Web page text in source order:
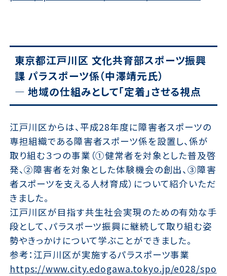
東京都江戸川区 文化共育部スポーツ振興
課 パラスポーツ係（中澤靖元氏）
— 地域の仕組みとして「定着」させる視点
江戸川区からは、平成28年度に障害者スポーツの
専担組織である障害者スポーツ係を設置し、係が
取り組む３つの事業（①健常者を対象とした普及啓
発、②障害者を対象とした体験機会の創出、③障害
者スポーツを支える人材育成）について紹介いただ
きました。
江戸川区が目指す共生社会実現のための有効な手
段として、パラスポーツ振興に継続して取り組む姿
勢やきっかけについて学ぶことができました。
参考：江戸川区が実施するパラスポーツ事業
https://www.city.edogawa.tokyo.jp/e028/spo